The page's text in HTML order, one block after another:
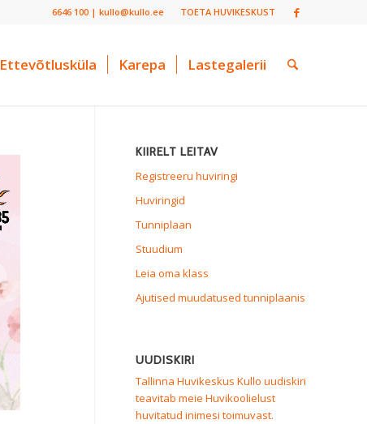
TOETA HUVIKESKUST
6646 100 | kullo@kullo.ee
Ettevõtlusküla Karepa Lastegalerii
KIIRELT LEITAV
Registreeru huviringi
Huviringid
Tunniplaan
Stuudium
Leia oma klass
Ajutised muudatused tunniplaanis
UUDISKIRI
Tallinna Huvikeskus Kullo uudiskiri
teavitab meie Huvikoolielust
huvitatud inimesi toimuvast.